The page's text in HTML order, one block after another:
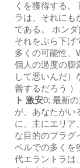
くを獲得する
ラは、それにも
である。 ホン
それをぶら下げ
多くの可能性、
個人の過度の膨
して悪いんだ
善するだろう
ト 激安0; 最新
が、あなたがい
に、主にエリア
な目的のプラグ
ベルでの多くを
代エラントラは